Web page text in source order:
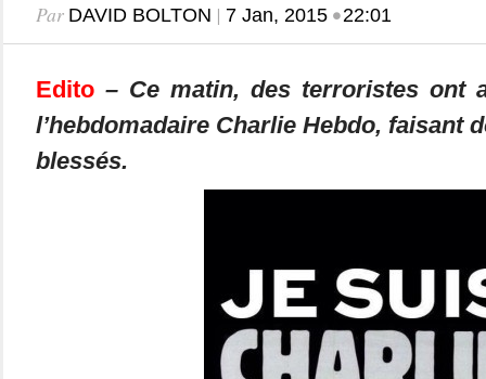
Par DAVID BOLTON | 7 Jan, 2015•22:01
Edito– Ce matin, des terroristes ont
l’hebdomadaire Charlie Hebdo, faisant
blessés.